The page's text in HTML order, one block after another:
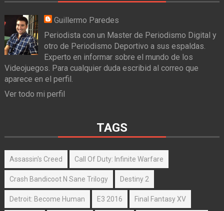
Guillermo Paredes
Periodista con un Master de Periodismo Digital y
otro de Periodismo Deportivo a sus espaldas.
Experto en informar sobre el mundo de los
Videojuegos. Para cualquier duda escribid al correo que
aparece en el perfil.
Ver todo mi perfil
TAGS
Assassin's Creed Call Of Duty: Infinite Warfare
Crash Bandicoot N Sane Trilogy Destiny 2
Detroit: Become Human E3 2016 Final Fantasy XV